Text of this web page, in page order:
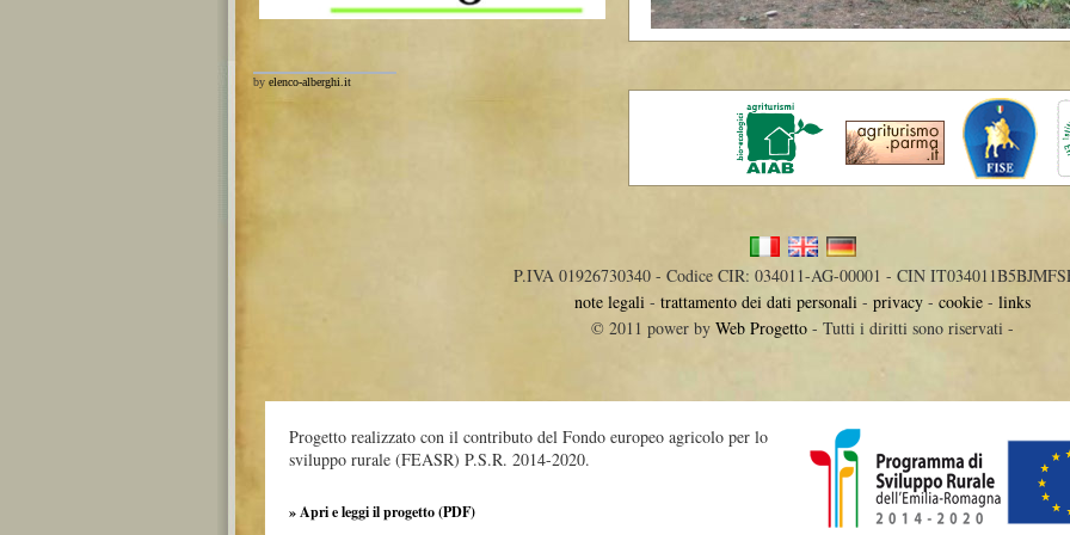
by elenco-alberghi.it
P.IVA 01926730340 - Codice CIR: 034011-AG-00001 - CIN
note legali - trattamento dei dati personali - privacy - cookie - links
© 2011 power by Web Progetto - Tutti i diritti sono riservati -
Progetto realizzato con il contributo del Fondo europeo agricolo per lo
sviluppo rurale (FEASR) P.S.R. 2014-2020.
» Apri e leggi il progetto (PDF)